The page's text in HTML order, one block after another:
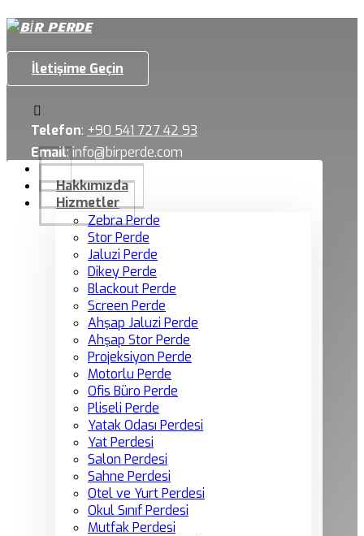
İletişime Geçin
Telefon: +90 541 727 42 93
Email:info@birperde.com
Hakkımızda
Hizmetler
Zebra Perde
Stor Perde
Jaluzi Perde
Dikey Perde
Blackout Perde
Screen Perde
Ahşap Jaluzi Perde
Ahşap Stor Perde
Projeksiyon Perde
Motorlu Perde
Ofis Büro Perde
Pliseli Perde
Yatak Odası Perdesi
Yat Perdesi
Salon Perdesi
Sahne Perdesi
Otel ve Yurt Perdesi
Okul Sınıf Perdesi
Mutfak Perdesi